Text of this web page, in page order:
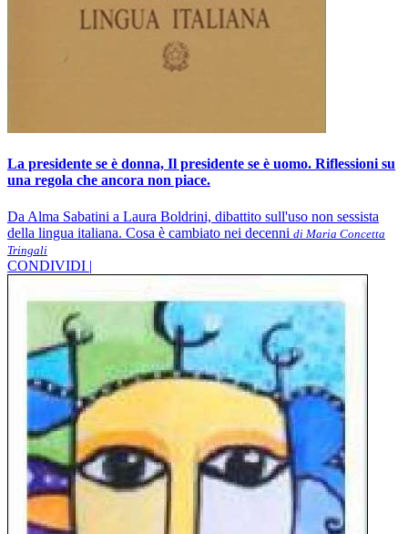
La presidente se è donna, Il presidente se è uomo. Riflessioni su
una regola che ancora non piace.
Da Alma Sabatini a Laura Boldrini, dibattito sull'uso non sessista
della lingua italiana. Cosa è cambiato nei decenni di Maria Concetta
Tringali
CONDIVIDI |